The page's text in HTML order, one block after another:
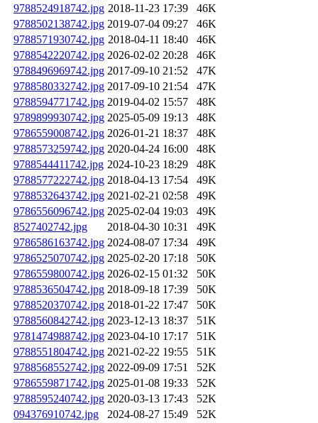
9788524918742.jpg 2018-11-23 17:39
46K
9788502138742.jpg 2019-07-04 09:27
46K
9788571930742.jpg 2018-04-11 18:40
46K
9788542220742.jpg 2026-02-02 20:28
46K
9788496969742.jpg 2017-09-10 21:52
47K
9788580332742.jpg 2017-09-10 21:54
47K
9788594771742.jpg 2019-04-02 15:57
48K
9789899930742.jpg 2025-05-09 19:13
48K
9786559008742.jpg 2026-01-21 18:37
48K
9788573259742.jpg 2020-04-24 16:00
48K
9788544411742.jpg 2024-10-23 18:29
48K
9788577222742.jpg 2018-04-13 17:54
49K
9788532643742.jpg 2021-02-21 02:58
49K
9786556096742.jpg 2025-02-04 19:03
49K
8527402742.jpg
2018-04-30 10:31
49K
9786586163742.jpg 2024-08-07 17:34
49K
9786525070742.jpg 2025-02-20 17:18
50K
9786559800742.jpg 2026-02-15 01:32
50K
9788536504742.jpg 2018-09-18 17:39
50K
9788520370742.jpg 2018-01-22 17:47
50K
9788560842742.jpg 2023-12-13 18:37
51K
9781474988742.jpg 2023-04-10 17:17
51K
9788551804742.jpg 2021-02-22 19:55
51K
9788568552742.jpg 2022-09-09 17:51
52K
9786559871742.jpg 2025-01-08 19:33
52K
9788595240742.jpg 2020-03-13 17:43
52K
094376910742.jpg
2024-08-27 15:49
52K